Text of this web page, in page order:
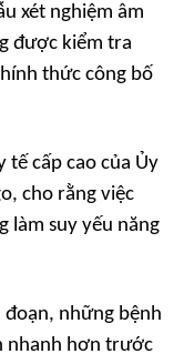
xét nghiệm âm
được kiểm tra
thức công bố
tế cấp cao của Ủy
cho rằng việc
làm suy yếu năng
đoạn, những bệnh
nhanh hơn trước